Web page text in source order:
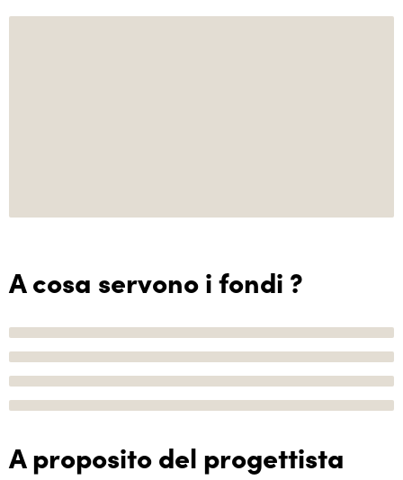
A cosa servono i fondi ?
A proposito del progettista